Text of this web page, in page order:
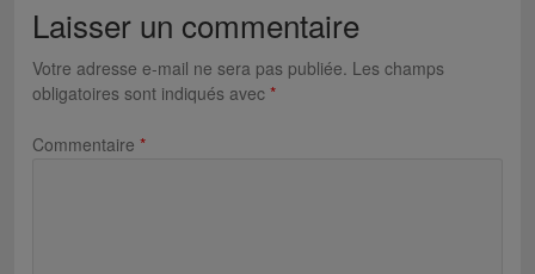
Laisser un commentaire
Votre adresse e-mail ne sera pas publiée. Les champs
obligatoires sont indiqués avec *
Commentaire *